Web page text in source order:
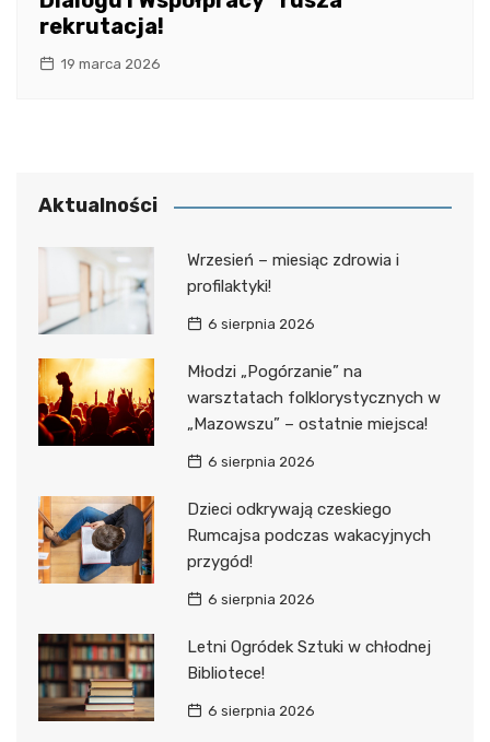
rekrutacja!
19 marca 2026
Aktualności
Wrzesień – miesiąc zdrowia i
profilaktyki!
6 sierpnia 2026
Młodzi „Pogórzanie” na
warsztatach folklorystycznych w
„Mazowszu” – ostatnie miejsca!
6 sierpnia 2026
Dzieci odkrywają czeskiego
Rumcajsa podczas wakacyjnych
przygód!
6 sierpnia 2026
Letni Ogródek Sztuki w chłodnej
Bibliotece!
6 sierpnia 2026